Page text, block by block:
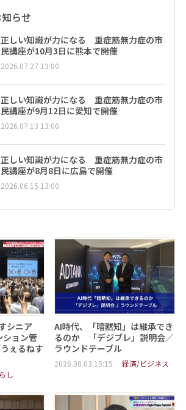
らせ
正しい知識が力になる 重症筋無力症の市
民講座が10月3日に熊本で開催
2026.07.27 13:00
正しい知識が力になる 重症筋無力症の市
民講座が9月12日に愛知で開催
2026.07.13 13:00
正しい知識が力になる 重症筋無力症の市
民講座が8月8日に広島で開催
2026.06.15 13:00
シニア
ョン管
ぇるねす
し
AI時代、「暗黙知」は継承でき
るのか 「デジブレ」説明会／
ラウンドテーブル
2026.08.03 15:15 経済/ビジネス